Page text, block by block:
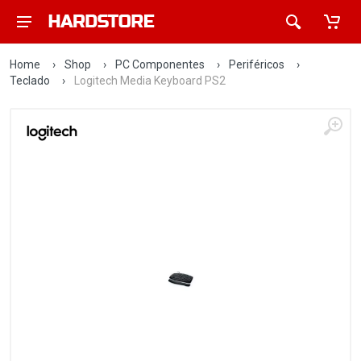
Home › Shop › PC Componentes › Periféricos
›
Teclado
› Logitech Media Keyboard PS2